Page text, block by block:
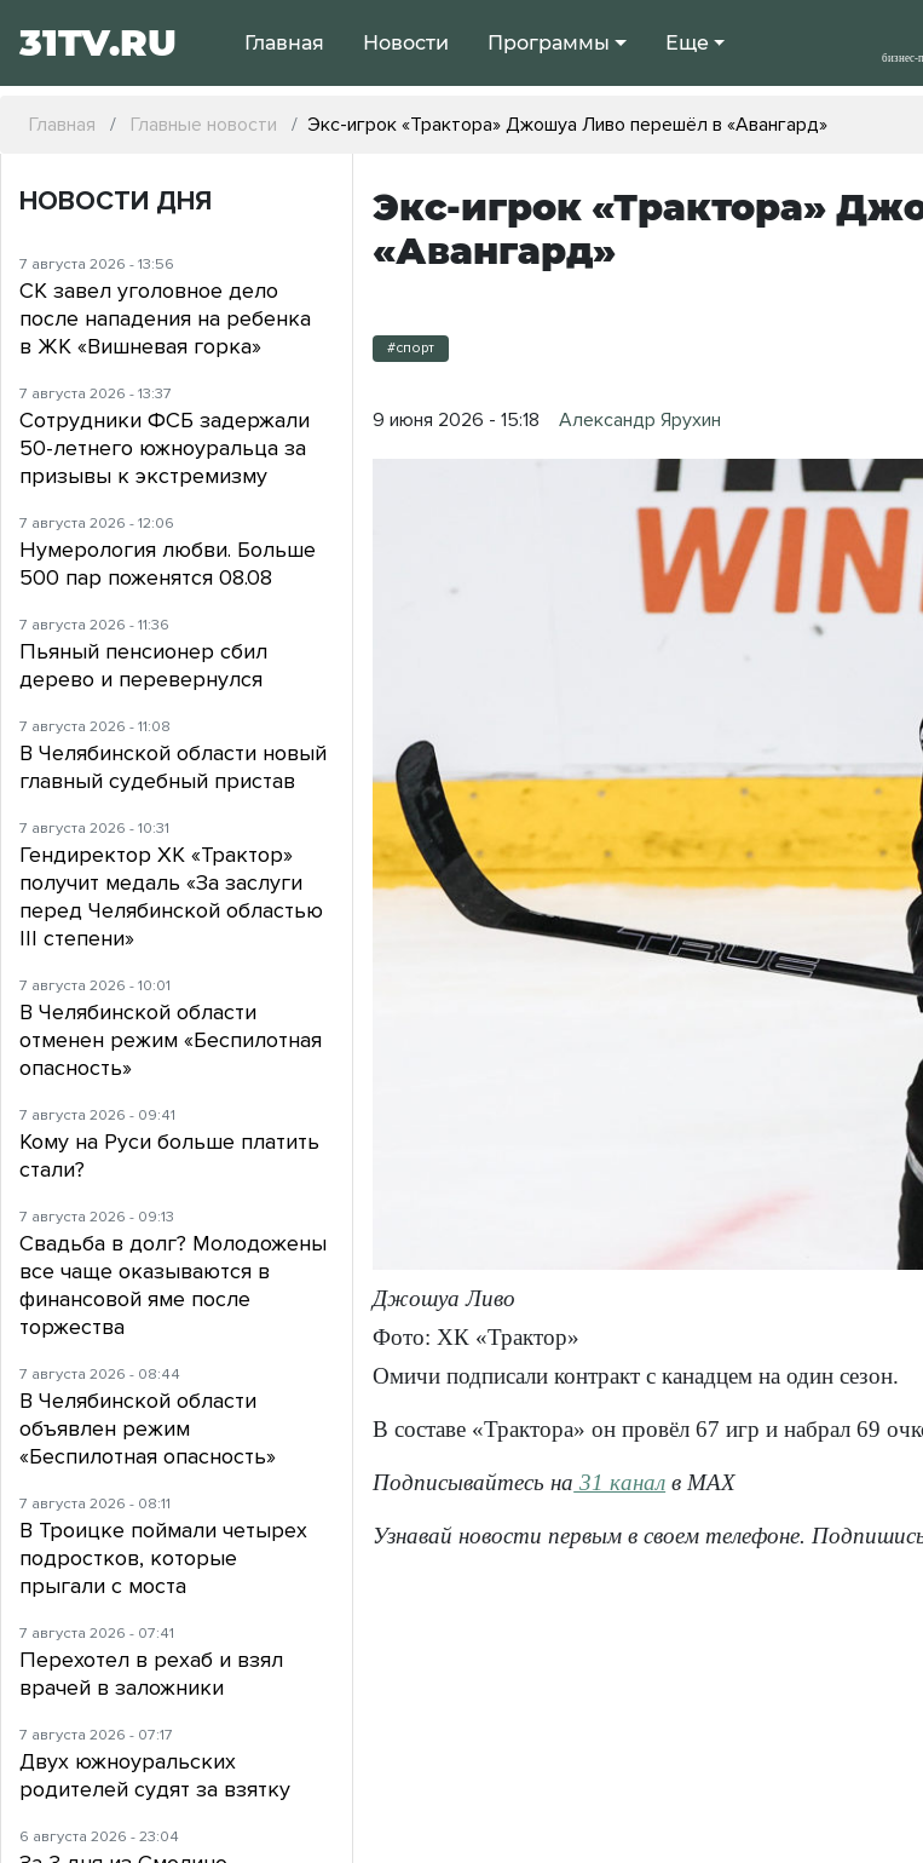
31TV.RU Главная Новости Программы Еще
Главная Главные новости Экс-игрок «Трактора» Джошуа Ливо перешёл в «Авангард»
Экс-игрок «Трактора»
«Авангард»
#спорт
9 июня 2026 - 15:18 Александр Ярухин
Джошуа Ливо
Фото: ХК «Трактор»
Омичи подписали контракт с канадцем на один сезон.
В составе «Трактора» он провёл 67 игр и набрал 69
Подписывайтесь на 31 канал в МАХ
Узнавай новости первым в своем телефоне.
НОВОСТИ ДНЯ
7 августа 2026 - 13:56
СК завел уголовное дело
после нападения на ребенка
в ЖК «Вишневая горка»
7 августа 2026 - 13:37
Сотрудники ФСБ задержали
50-летнего южноуральца за
призывы к экстремизму
7 августа 2026 - 12:06
Нумерология любви. Больше
500 пар поженятся 08.08
7 августа 2026 - 11:36
Пьяный пенсионер сбил
дерево и перевернулся
7 августа 2026 - 11:08
В Челябинской области новый
главный судебный пристав
7 августа 2026 - 10:31
Гендиректор ХК «Трактор»
получит медаль «За заслуги
перед Челябинской областью
III степени»
7 августа 2026 - 10:01
В Челябинской области
отменен режим «Беспилотная
опасность»
7 августа 2026 - 09:41
Кому на Руси больше платить
стали?
7 августа 2026 - 09:13
Свадьба в долг? Молодожены
все чаще оказываются в
финансовой яме после
торжества
7 августа 2026 - 08:44
В Челябинской области
объявлен режим
«Беспилотная опасность»
7 августа 2026 - 08:11
В Троицке поймали четырех
подростков, которые
прыгали с моста
7 августа 2026 - 07:41
Перехотел в рехаб и взял
врачей в заложники
7 августа 2026 - 07:17
Двух южноуральских
родителей судят за взятку
6 августа 2026 - 23:04